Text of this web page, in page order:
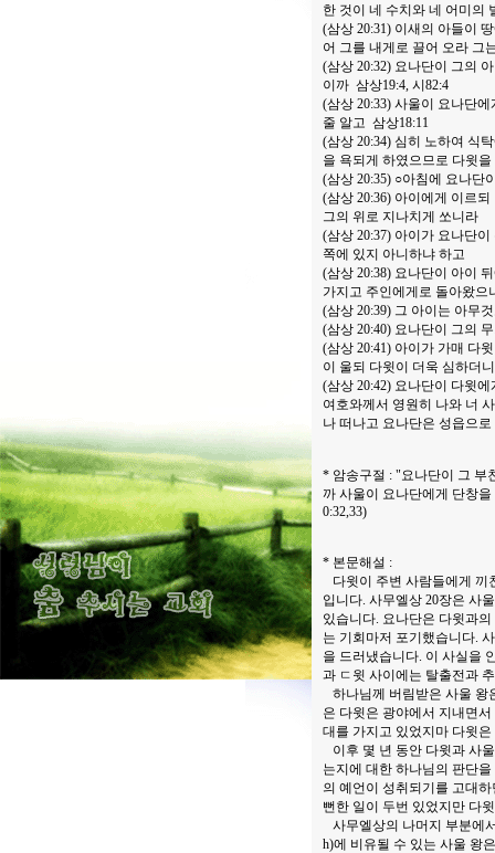
한 것이 네 수치와 네 어미의
(삼상 20:31) 이새의 아들이
어 그를 내게로 끌어 오라 그
(삼상 20:32) 요나단이 그의
이까 삼상19:4, 시82:4
(삼상 20:33) 사울이 요나단
줄 알고 삼상18:11
(삼상 20:34) 심히 노하여 식
을 욕되게 하였으므로 다윗
(삼상 20:35) ○아침에 요나단
(삼상 20:36) 아이에게 이르
그의 위로 지나치게 쏘니라
(삼상 20:37) 아이가 요나단
쪽에 있지 아니하냐 하고
(삼상 20:38) 요나단이 아이
가지고 주인에게로 돌아왔
(삼상 20:39) 그 아이는 아무
(삼상 20:40) 요나단이 그의
(삼상 20:41) 아이가 가매 다
이 울되 다윗이 더욱 심하더
(삼상 20:42) 요나단이 다윗
여호와께서 영원히 나와 너
나 떠나고 요나단은 성읍으
* 암송구절 : "요나단이 그 부
까 사울이 요나단에게 단창
0:32,33)
* 본문해설 :
다윗이 주변 사람들에게 끼
입니다. 사무엘상 20장은 사
있습니다. 요나단은 다윗과
는 기회마저 포기했습니다.
을 드러냈습니다. 이 사실을
과 ㄷ윗 사이에는 탈출전과
하나님께 버림받은 사울 왕
은 다윗은 광야에서 지내면
대를 가지고 있었지마 다윗
이후 몇 년 동안 다윗과 사
는지에 대한 하나님의 판단
의 예언이 성취되기를 고대
뻔한 일이 두번 있었지만 다
사무엘상의 나머지 부분에
h)에 비유될 수 있는 사울 왕